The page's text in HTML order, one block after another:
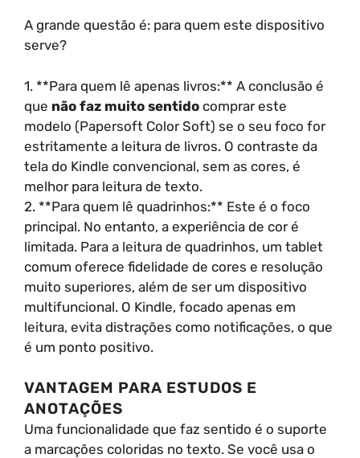
A grande questão é: para quem este dispositivo
serve?
1. **Para quem lê apenas livros:** A conclusão é
que não faz muito sentido comprar este
modelo (Papersoft Color Soft) se o seu foco for
estritamente a leitura de livros. O contraste da
tela do Kindle convencional, sem as cores, é
melhor para leitura de texto.
2. **Para quem lê quadrinhos:** Este é o foco
principal. No entanto, a experiência de cor é
limitada. Para a leitura de quadrinhos, um tablet
comum oferece fidelidade de cores e resolução
muito superiores, além de ser um dispositivo
multifuncional. O Kindle, focado apenas em
leitura, evita distrações como notificações, o que
é um ponto positivo.
VANTAGEM PARA ESTUDOS E
ANOTAÇÕES
Uma funcionalidade que faz sentido é o suporte
a marcações coloridas no texto. Se você usa o